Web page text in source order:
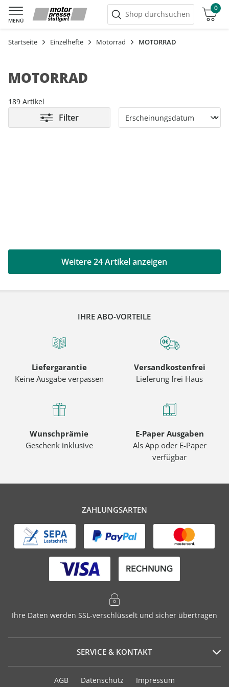
MENÜ
Shop durchsuchen
0
Warenkorb
Startseite Einzelhefte Motorrad MOTORRAD
MOTORRAD
189 Artikel
Filter
Weitere 24 Artikel anzeigen
IHRE ABO-VORTEILE
Liefergarantie
Keine Ausgabe verpassen
Versandkostenfrei
Lieferung frei Haus
Wunschprämie
Geschenk inklusive
E-Paper Ausgaben
Als App oder E-Paper
verfügbar
ZAHLUNGSARTEN
Ihre Daten werden SSL-verschlüsselt und sicher übertragen
SERVICE & KONTAKT
Serviceportal
AGB Datenschutz Impressum